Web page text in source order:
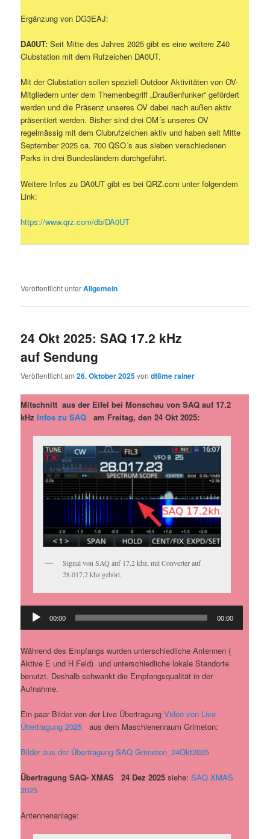
Ergänzung von DG3EAJ:
DA0UT:Seit Mitte des Jahres 2025 gibt es eine weitere Z40
Clubstation mit dem Rufzeichen DA0UT.
Mit der Clubstation sollen speziell Outdoor Aktivitäten von OV-
Mitgliedern unter dem Themenbegriff „Draußenfunker“ gefördert
werden und die Präsenz unseres OV dabei nach außen aktiv
präsentiert werden. Bisher sind drei OM´s unseres OV
regelmässig mit dem Clubrufzeichen aktiv und haben seit Mitte
September 2025 ca. 700 QSO´s aus sieben verschiedenen
Parks in drei Bundesländern durchgeführt.
Weitere Infos zu DA0UT gibt es bei QRZ.com unter folgendem
Link:
https://www.qrz.com/db/DA0UT
Veröffentlicht unterAllgemein
24 Okt 2025: SAQ 17.2 kHz
auf Sendung
Veröffentlicht am26. Oktober 2025vondf8me rainer
Mitschnitt aus der Eifel bei Monschau von SAQ auf 17.2
kHzInfos zu SAQ am Freitag, den 24 Okt 2025:
Signal von SAQ auf 17.2 khz, mit Converter auf
28.017,2 khz gehört.
Audio-
Player
00:00 00:00
Während des Empfangs wurden unterschiedliche Antennen (
Aktive E und H Feld) und unterschiedliche lokale Standorte
benutzt. Deshalb schwankt die Empfangsqualität in der
Aufnahme.
Ein paar Bilder von der Live ÜbertragungVideo von Live
Übertragung 2025 aus dem Maschienenraum Grimeton:
Bilder aus der Übertragung SAQ Grimeton_24Okt2025
Übertragung SAQ- XMAS 24 Dez 2025 siehe:SAQ XMAS
2025
Antennenanlage: